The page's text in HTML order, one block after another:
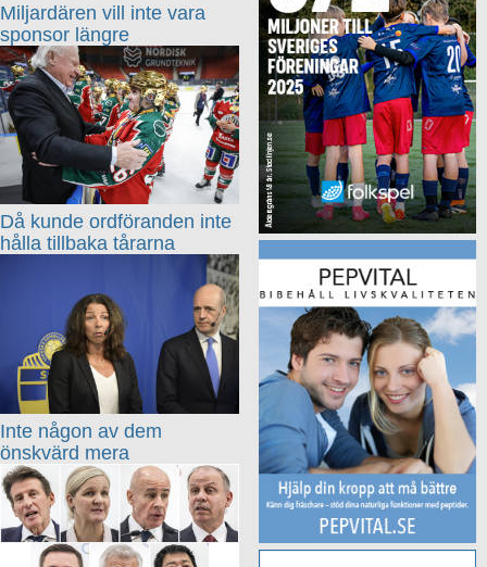
Miljardären vill inte vara
sponsor längre
Då kunde ordföranden inte
hålla tillbaka tårarna
Inte någon av dem
önskvärd mera